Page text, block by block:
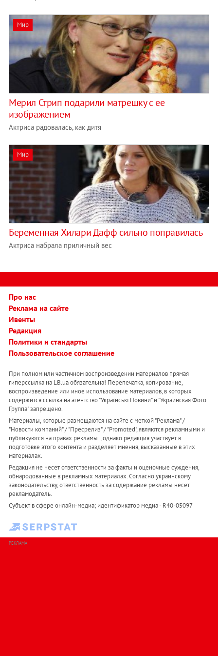
Мир
Мерил Стрип подарили матрешку с ее
изображением
Актриса радовалась, как дитя
Мир
Беременная Хилари Дафф сильно поправилась
Актриса набрала приличный вес
Про нас
Реклама на сайте
Ивенты
Редакция
Политики и стандарты
Пользовательское соглашение
При полном или частичном воспроизведении материалов прямая
гиперссылка на LB.ua обязательна! Перепечатка, копирование,
воспроизведение или иное использование материалов, в которых
содержится ссылка на агентство "Українськi Новини" и "Украинская Фото
Группа" запрещено.
Материалы, которые размещаются на сайте с меткой "Реклама" /
"Новости компаний" / "Пресрелиз" / "Promoted", являются рекламными и
публикуются на правах рекламы. , однако редакция участвует в
подготовке этого контента и разделяет мнения, высказанные в этих
материалах.
Редакция не несет ответственности за факты и оценочные суждения,
обнародованные в рекламных материалах. Согласно украинскому
законодательству, ответственность за содержание рекламы несет
рекламодатель.
Субъект в сфере онлайн-медиа; идентификатор медиа - R40-05097
РЕКЛАМА